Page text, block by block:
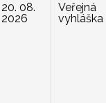
20. 08.
2026
Veřejná
vyhláška